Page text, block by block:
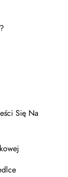
Się Na